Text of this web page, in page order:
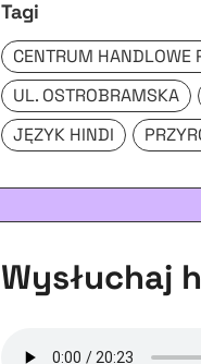
Tagi
CENTRUM HANDLOWE
UL. OSTROBRAMSKA
JĘZYK HINDI
Wysłuchaj